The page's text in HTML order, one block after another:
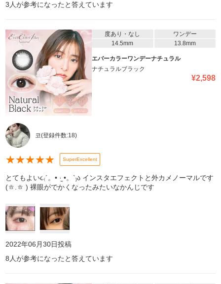
3 人が参考になったと答えています
度あり・なし
ワンデー
14.5mm
13.8mm
エバーカラーワンデーナチュラル
ナチュラルブラック
¥2,598
코(登録件数:18)
★★★★★ SuperExcellent
とてもよい૮₍´。• ·̫ •。`₎ა インスタエフェクトと外カメノーマルです
(ㅎ.ㅎ ) 裸眼がでかくなったみたいなかんじです
2022年06月30日投稿
8 人が参考になったと答えています